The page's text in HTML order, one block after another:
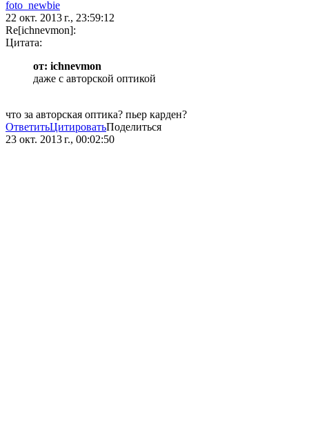
foto_newbie
22 окт. 2013 г., 23:59:12
Re[ichnevmon]:
Цитата:
от: ichnevmon
даже с авторской оптикой
что за авторская оптика? пьер карден?
ОтветитьЦитироватьПоделиться
23 окт. 2013 г., 00:02:50